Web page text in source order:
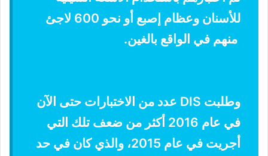
للأسنان وعظام إصبع أو نحو 600 لاجئ
منهم في الواقع بالغين.
وطلبت DIS عدد من الاختبارات حتى الآن
في عام 2016 أكثر من ضعف تلك التي
أجريت في عام 2015، والذي كان في حد